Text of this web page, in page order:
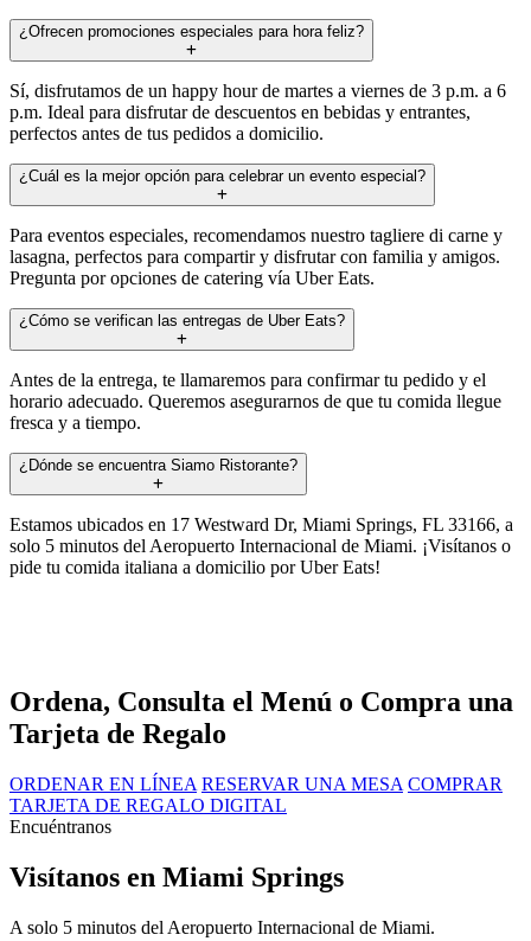
¿Ofrecen promociones especiales para hora feliz?
Sí, disfrutamos de un happy hour de martes a viernes de 3 p.m. a 6
p.m. Ideal para disfrutar de descuentos en bebidas y entrantes,
perfectos antes de tus pedidos a domicilio.
¿Cuál es la mejor opción para celebrar un evento especial?
Para eventos especiales, recomendamos nuestro tagliere di carne y
lasagna, perfectos para compartir y disfrutar con familia y amigos.
Pregunta por opciones de catering vía Uber Eats.
¿Cómo se verifican las entregas de Uber Eats?
Antes de la entrega, te llamaremos para confirmar tu pedido y el
horario adecuado. Queremos asegurarnos de que tu comida llegue
fresca y a tiempo.
¿Dónde se encuentra Siamo Ristorante?
Estamos ubicados en 17 Westward Dr, Miami Springs, FL 33166, a
solo 5 minutos del Aeropuerto Internacional de Miami. ¡Visítanos o
pide tu comida italiana a domicilio por Uber Eats!
Ordena, Consulta el Menú o Compra una
Tarjeta de Regalo
ORDENAR EN LÍNEA RESERVAR UNA MESA COMPRAR
TARJETA DE REGALO DIGITAL
Encuéntranos
Visítanos en Miami Springs
A solo 5 minutos del Aeropuerto Internacional de Miami.